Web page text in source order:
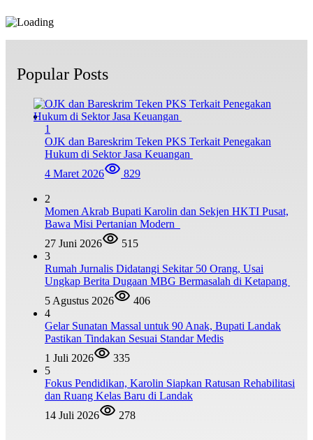
Popular Posts
1
OJK dan Bareskrim Teken PKS Terkait Penegakan
Hukum di Sektor Jasa Keuangan
4 Maret 2026
829
2
Momen Akrab Bupati Karolin dan Sekjen HKTI Pusat,
Bawa Misi Pertanian Modern
27 Juni 2026
515
3
Rumah Jurnalis Didatangi Sekitar 50 Orang, Usai
Ungkap Berita Dugaan MBG Bermasalah di Ketapang
5 Agustus 2026
406
4
Gelar Sunatan Massal untuk 90 Anak, Bupati Landak
Pastikan Tindakan Sesuai Standar Medis
1 Juli 2026
335
5
Fokus Pendidikan, Karolin Siapkan Ratusan Rehabilitasi
dan Ruang Kelas Baru di Landak
14 Juli 2026
278